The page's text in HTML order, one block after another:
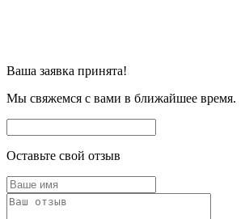
Ваша заявка принята!
Мы свяжемся с вами в ближайшее время.
Оставьте свой отзыв